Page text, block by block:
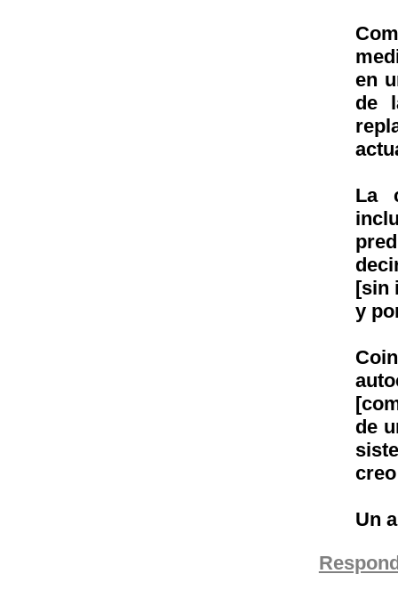
en
de
La
[sin
y
de
Un